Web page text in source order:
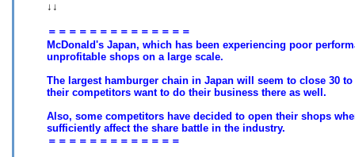
↓↓
＝＝＝＝＝＝＝＝＝＝＝＝＝＝
McDonald's Japan, which has been experiencing poor
unprofitable shops on a large scale.
The largest hamburger chain in Japan will seem to close 30
their competitors want to do their business there as well.
Also, some competitors have decided to open their shops
sufficiently affect the share battle in the industry.
＝＝＝＝＝＝＝＝＝＝＝＝＝